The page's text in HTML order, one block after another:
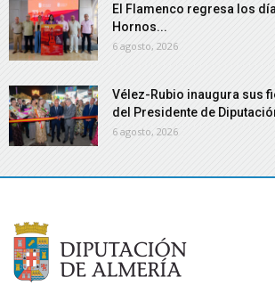
El Flamenco regresa los
Hornos...
6 agosto, 2026
Vélez-Rubio inaugura sus
del Presidente de
6 agosto, 2026